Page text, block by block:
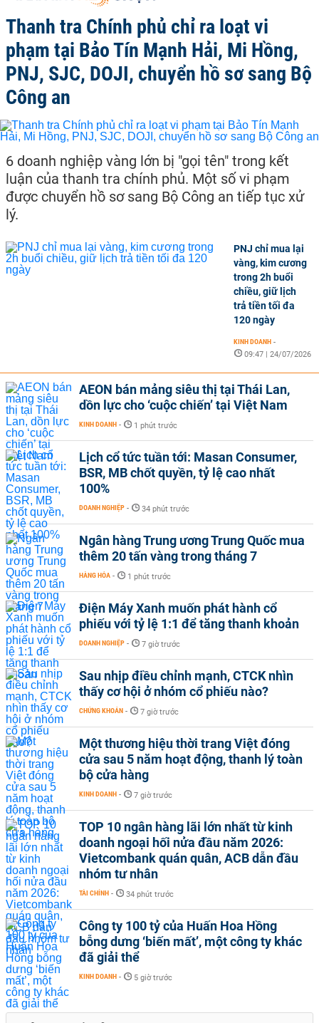
Thanh tra Chính phủ chỉ ra loạt vi
phạm tại Bảo Tín Mạnh Hải, Mi Hồng,
PNJ, SJC, DOJI, chuyển hồ sơ sang Bộ
Công an
6 doanh nghiệp vàng lớn bị "gọi tên" trong kết
luận của thanh tra chính phủ. Một số vi phạm
được chuyển hồ sơ sang Bộ Công an tiếp tục xử
lý.
PNJ chỉ mua lại
vàng, kim cương
trong 2h buổi
chiều, giữ lịch
trả tiền tối đa
120 ngày
KINH DOANH -
09:47 | 24/07/2026
AEON bán mảng siêu thị tại Thái Lan,
dồn lực cho ‘cuộc chiến’ tại Việt Nam
KINH DOANH - 1 phút trước
Lịch cổ tức tuần tới: Masan Consumer,
BSR, MB chốt quyền, tỷ lệ cao nhất
100%
DOANH NGHIỆP - 34 phút trước
Ngân hàng Trung ương Trung Quốc mua
thêm 20 tấn vàng trong tháng 7
HÀNG HÓA - 1 phút trước
Điện Máy Xanh muốn phát hành cổ
phiếu với tỷ lệ 1:1 để tăng thanh khoản
DOANH NGHIỆP - 7 giờ trước
Sau nhịp điều chỉnh mạnh, CTCK nhìn
thấy cơ hội ở nhóm cổ phiếu nào?
CHỨNG KHOÁN - 7 giờ trước
Một thương hiệu thời trang Việt đóng
cửa sau 5 năm hoạt động, thanh lý toàn
bộ cửa hàng
KINH DOANH - 7 giờ trước
TOP 10 ngân hàng lãi lớn nhất từ kinh
doanh ngoại hối nửa đầu năm 2026:
Vietcombank quán quân, ACB dẫn đầu
nhóm tư nhân
TÀI CHÍNH - 34 phút trước
Công ty 100 tỷ của Huấn Hoa Hồng
bỗng dưng ‘biến mất’, một công ty khác
đã giải thể
KINH DOANH - 5 giờ trước